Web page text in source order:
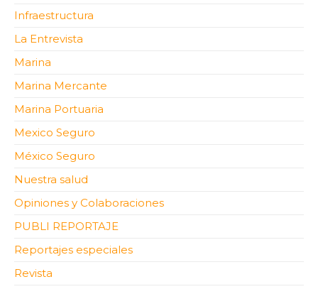
Infraestructura
La Entrevista
Marina
Marina Mercante
Marina Portuaria
Mexico Seguro
México Seguro
Nuestra salud
Opiniones y Colaboraciones
PUBLI REPORTAJE
Reportajes especiales
Revista